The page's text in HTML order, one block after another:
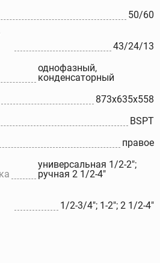
50/60
43/24/13
однофазный,
конденсаторный
873х635х558
BSPT
правое
универсальная 1/2-2";
ручная 2 1/2-4"
1/2-3/4"; 1-2"; 2 1/2-4"